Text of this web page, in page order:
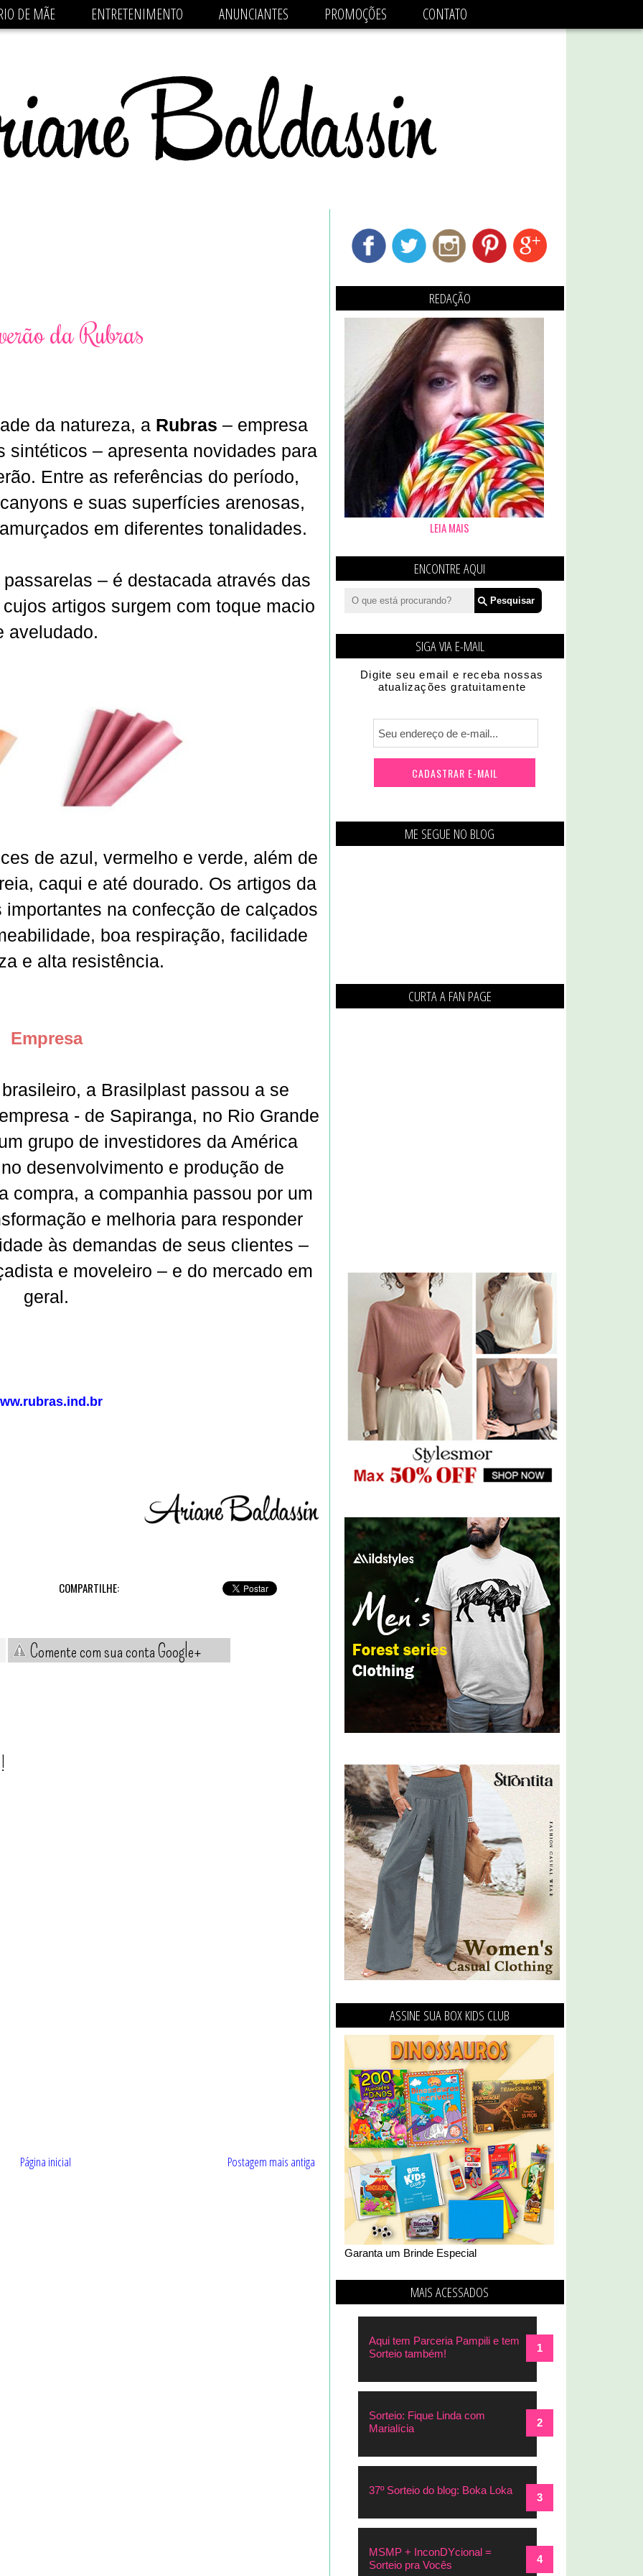
pagead2.googlesyndication.com/pagead/js/adsbygoogle.js'/>
DE MÃE ENTRETENIMENTO ANUNCIANTES PROMOÇÕES CONTATO
da Rubras
da natureza, a Rubras – empresa
sintéticos – apresenta novidades para
Entre as referências do período,
e suas superfícies arenosas,
em diferentes tonalidades.
– é destacada através das
artigos surgem com toque macio
aveludado.
de azul, vermelho e verde, além de
caqui e até dourado. Os artigos da
na confecção de calçados
boa respiração, facilidade
e alta resistência.
Empresa
a Brasilplast passou a se
- de Sapiranga, no Rio Grande
grupo de investidores da América
desenvolvimento e produção de
compra, a companhia passou por um
e melhoria para responder
às demandas de seus clientes –
e moveleiro – e do mercado em
geral.
COMPARTILHE:
Comente com sua conta Google+
Postagem mais antiga
Página inicial
REDAÇÃO
LEIA MAIS
ENCONTRE AQUI
SIGA VIA E-MAIL
Digite seu email e receba nossas
atualizações gratuitamente
ME SEGUE NO BLOG
CURTA A FAN PAGE
ASSINE SUA BOX KIDS CLUB
Garanta um Brinde Especial
MAIS ACESSADOS
Aqui tem Parceria Pampili e tem
Sorteio também!
Sorteio: Fique Linda com
Marialícia
37º Sorteio do blog: Boka Loka
MSMP + InconDYcional =
Sorteio pra Vocês